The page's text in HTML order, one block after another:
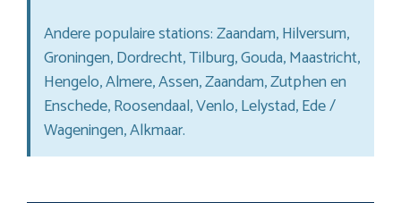
Andere populaire stations: Zaandam, Hilversum,
Groningen, Dordrecht, Tilburg, Gouda, Maastricht,
Hengelo, Almere, Assen, Zaandam, Zutphen en
Enschede, Roosendaal, Venlo, Lelystad, Ede /
Wageningen, Alkmaar.